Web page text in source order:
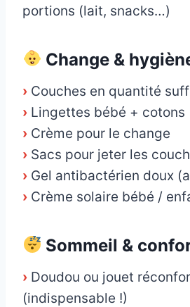
portions (lait, snacks…)
Change &
› Couches en quantité
› Lingettes bébé + cotons
› Crème pour le change
› Sacs pour jeter les
› Gel antibactérien doux
› Crème solaire bébé /
Sommeil &
› Doudou ou jouet
(indispensable !)